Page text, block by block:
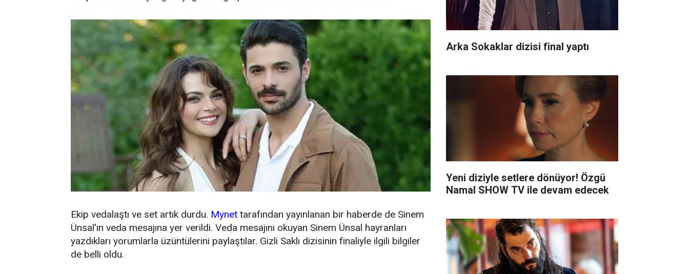
Ekip vedalaştı ve set artık durdu. Mynet tarafından yayınlanan bir haberde de Sinem
Ünsal'ın veda mesajına yer verildi. Veda mesajını okuyan Sinem Ünsal hayranları
yazdıkları yorumlarla üzüntülerini paylaştılar. Gizli Saklı dizisinin finaliyle ilgili bilgiler
de belli oldu.
Arka Sokaklar dizisi final yaptı
Yeni diziyle setlere dönüyor! Özgü
Namal SHOW TV ile devam edecek